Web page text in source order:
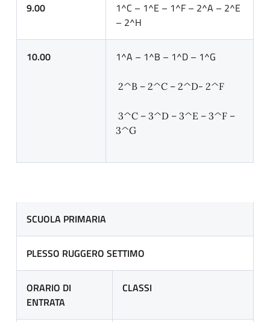
9.00
1^C – 1^E – 1^F – 2^A – 2^E
– 2^H
10.00 1^A – 1^B – 1^D – 1^G
2^B – 2^C – 2^D- 2^F
3^C – 3^D – 3^E – 3^F –
3^G
SCUOLA PRIMARIA
PLESSO RUGGERO SETTIMO
ORARIO DI
ENTRATA
CLASSI